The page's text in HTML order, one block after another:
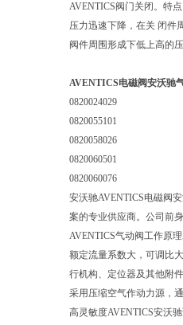
AVENTICS阀门关闭。特
压力迅速下降，在关 闭件
阀件周围形成下低上高的
AVENTICS电磁阀安沃驰
0820024029
0820055101
0820058026
0820060501
0820060076
安沃驰AVENTICS电磁阀
案的专业供应商。公司前
AVENTICS气动阀工作原
额定流量系数大，可调比
行机构、定位器及其他附
采用压缩空气作动力源，
高灵敏度AVENTICS安沃